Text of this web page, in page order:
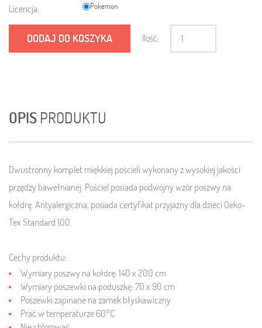
Licencja: Pokemon
DODAJ DO KOSZYKA Ilość:
OPIS PRODUKTU
Dwustronny komplet miękkiej pościeli wykonany z wysokiej jakości
przędzy bawełnianej. Pościel posiada podwójny wzór poszwy na
kołdrę. Antyalergiczna, posiada certyfikat przyjazny dla dzieci Oeko-
Tex Standard 100.
Cechy produktu:
Wymiary poszwy na kołdrę: 140 x 200 cm
Wymiary poszewki na poduszkę: 70 x 90 cm
Poszewki zapinane na zamek błyskawiczny
Prać w temperaturze 60°C